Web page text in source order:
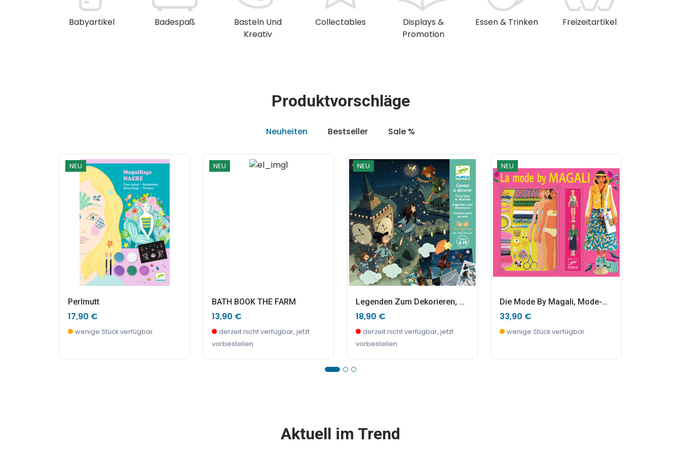
Babyartikel Badespaß
Basteln Und
Kreativ
Collectables
Displays &
Promotion
Essen & Trinken Freizeitartikel
Produktvorschläge
Neuheiten Bestseller Sale %
NEU
Perlmutt
17,90 €
wenige Stück verfügbar
NEU
BATH BOOK THE FARM
13,90 €
derzeit nicht verfügbar, jetzt
vorbestellen
NEU
Legenden Zum Dekorieren, Papierkreation Peter Pan
18,90 €
derzeit nicht verfügbar, jetzt
vorbestellen
NEU
Die Mode By Magali, Mode-Workshop
33,90 €
wenige Stück verfügbar
Aktuell im Trend